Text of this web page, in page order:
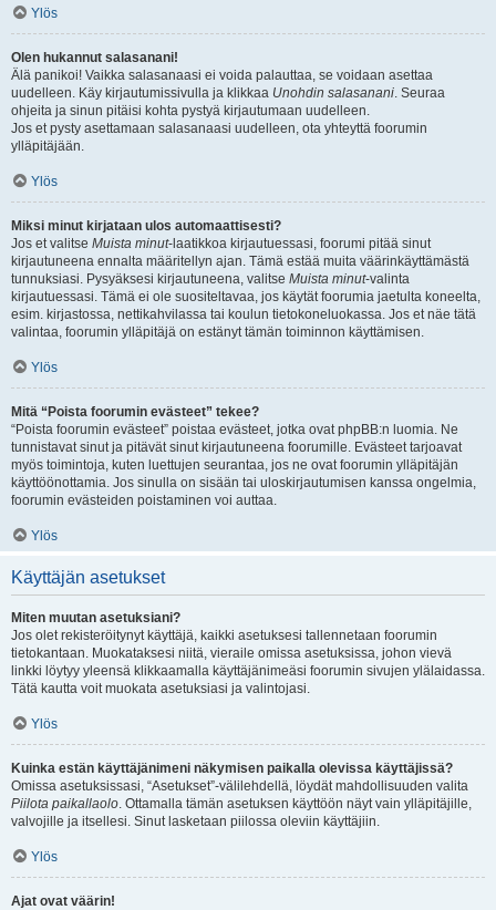
Ylös
Olen hukannut salasanani!
Älä panikoi! Vaikka salasanaasi ei voida palauttaa, se voidaan asettaa
uudelleen. Käy kirjautumissivulla ja klikkaa Unohdin salasanani. Seuraa
ohjeita ja sinun pitäisi kohta pystyä kirjautumaan uudelleen.
Jos et pysty asettamaan salasanaasi uudelleen, ota yhteyttä foorumin
ylläpitäjään.
Ylös
Miksi minut kirjataan ulos automaattisesti?
Jos et valitse Muista minut-laatikkoa kirjautuessasi, foorumi pitää sinut
kirjautuneena ennalta määritellyn ajan. Tämä estää muita väärinkäyttämästä
tunnuksiasi. Pysyäksesi kirjautuneena, valitse Muista minut-valinta
kirjautuessasi. Tämä ei ole suositeltavaa, jos käytät foorumia jaetulta koneelta,
esim. kirjastossa, nettikahvilassa tai koulun tietokoneluokassa. Jos et näe tätä
valintaa, foorumin ylläpitäjä on estänyt tämän toiminnon käyttämisen.
Ylös
Mitä “Poista foorumin evästeet” tekee?
“Poista foorumin evästeet” poistaa evästeet, jotka ovat phpBB:n luomia. Ne
tunnistavat sinut ja pitävät sinut kirjautuneena foorumille. Evästeet tarjoavat
myös toimintoja, kuten luettujen seurantaa, jos ne ovat foorumin ylläpitäjän
käyttöönottamia. Jos sinulla on sisään tai uloskirjautumisen kanssa ongelmia,
foorumin evästeiden poistaminen voi auttaa.
Ylös
Käyttäjän asetukset
Miten muutan asetuksiani?
Jos olet rekisteröitynyt käyttäjä, kaikki asetuksesi tallennetaan foorumin
tietokantaan. Muokataksesi niitä, vieraile omissa asetuksissa, johon vievä
linkki löytyy yleensä klikkaamalla käyttäjänimeäsi foorumin sivujen ylälaidassa.
Tätä kautta voit muokata asetuksiasi ja valintojasi.
Ylös
Kuinka estän käyttäjänimeni näkymisen paikalla olevissa käyttäjissä?
Omissa asetuksissasi, “Asetukset”-välilehdellä, löydät mahdollisuuden valita
Piilota paikallaolo. Ottamalla tämän asetuksen käyttöön näyt vain ylläpitäjille,
valvojille ja itsellesi. Sinut lasketaan piilossa oleviin käyttäjiin.
Ylös
Ajat ovat väärin!